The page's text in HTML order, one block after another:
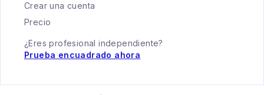
Crear una cuenta
Precio
¿Eres profesional independiente?
Prueba encuadrado ahora